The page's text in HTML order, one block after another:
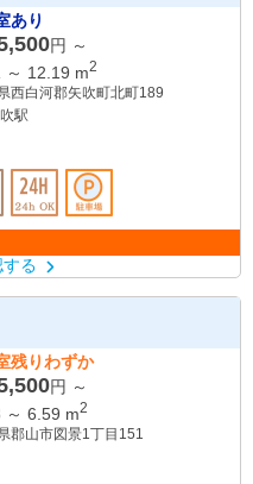
あり
円 ～
～ 12.19 m2
西白河郡矢吹町北町189
駅
る
残りわずか
円 ～
～ 6.59 m2
郡山市図景1丁目151